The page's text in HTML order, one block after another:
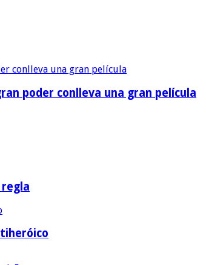
poder conlleva una gran película
regla